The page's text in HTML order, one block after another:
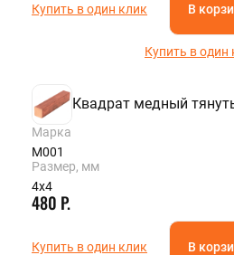
Купить в один клик В
Купить в один
Квадрат медный
Марка
М001
Размер, мм
4х4
480 Р.
Купить в один клик В